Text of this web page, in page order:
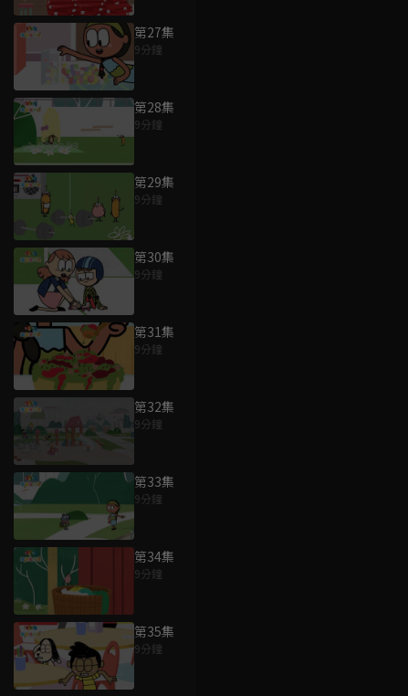
第27集
9分鐘
第28集
9分鐘
第29集
9分鐘
第30集
9分鐘
第31集
9分鐘
第32集
9分鐘
第33集
9分鐘
第34集
9分鐘
第35集
9分鐘